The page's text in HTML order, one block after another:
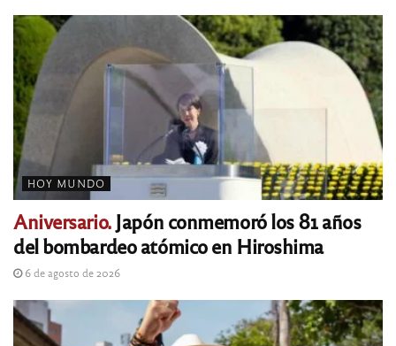
HOY MUNDO
Aniversario.Japón conmemoró los 81 años
del bombardeo atómico en Hiroshima
6 de agosto de 2026